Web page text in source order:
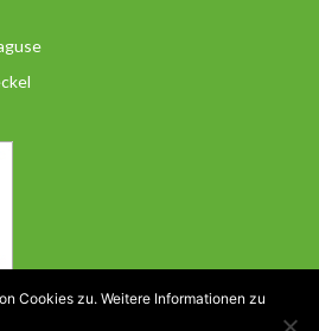
Cookies zu. Weitere Informationen zu